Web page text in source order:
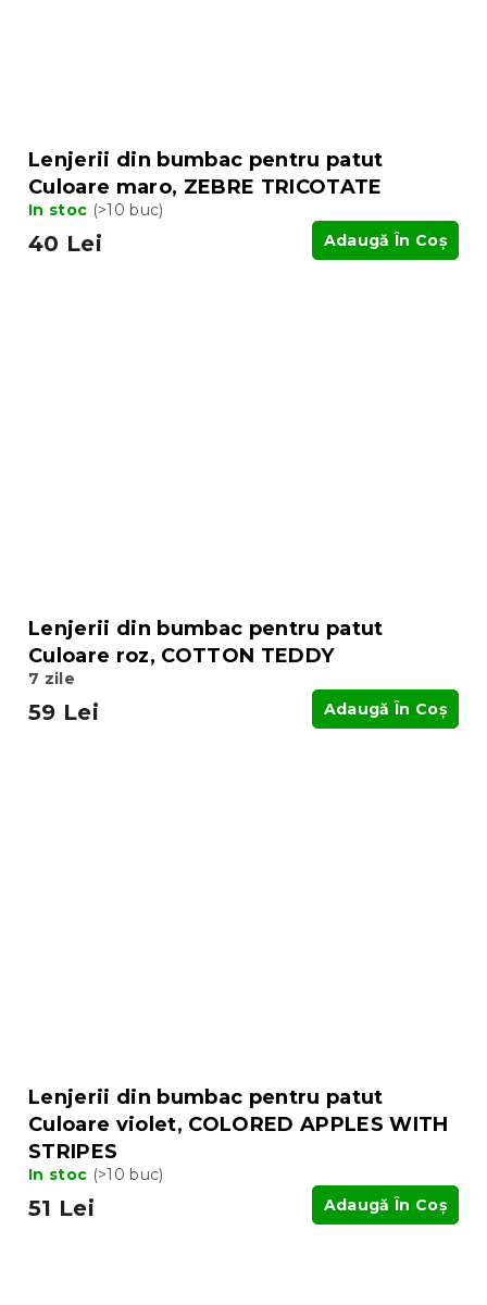
Lenjerii din bumbac pentru patut
Culoare maro, ZEBRE TRICOTATE
In stoc (>10 buc)
40 Lei Adaugă În Coş
Lenjerii din bumbac pentru patut
Culoare roz, COTTON TEDDY
7 zile
59 Lei Adaugă În Coş
Lenjerii din bumbac pentru patut
Culoare violet, COLORED APPLES WITH
STRIPES
In stoc (>10 buc)
51 Lei Adaugă În Coş